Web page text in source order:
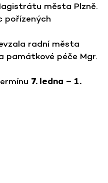
města Plzně.
pořízených
radní města
památkové péče Mgr.
7. ledna – 1.